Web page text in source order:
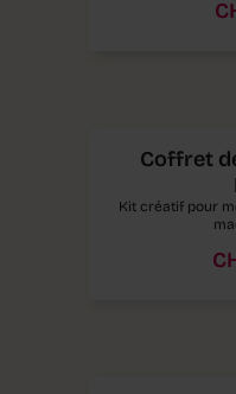
Coffret
Kit créatif pour